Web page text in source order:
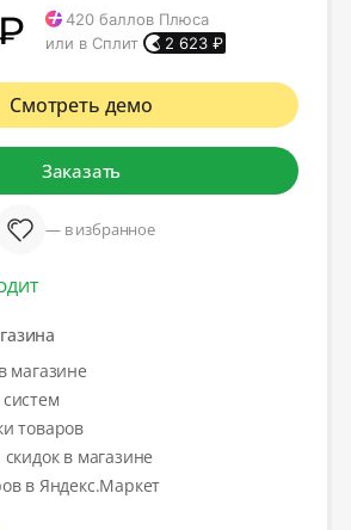
420баллов Плюса
или в Сплит
2 623₽
Смотреть демо
Заказать
— в избранное
магазине
товаров
в магазине
в Яндекс.Маркет